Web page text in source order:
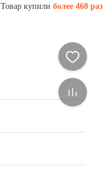
Товар купили более 460 раз